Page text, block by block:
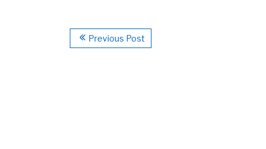
Previous Post